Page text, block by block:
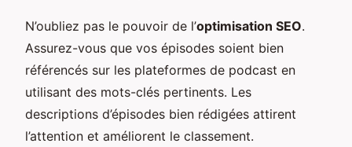
N’oubliez pas le pouvoir de l’optimisation SEO.
Assurez-vous que vos épisodes soient bien
référencés sur les plateformes de podcast en
utilisant des mots-clés pertinents. Les
descriptions d’épisodes bien rédigées attirent
l’attention et améliorent le classement.